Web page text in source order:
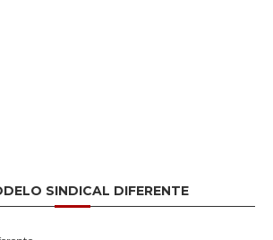
SINDICAL DIFERENTE